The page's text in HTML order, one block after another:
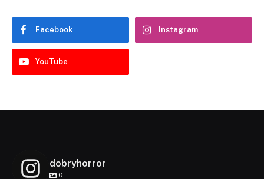
Facebook Instagram
YouTube
dobryhorror
0